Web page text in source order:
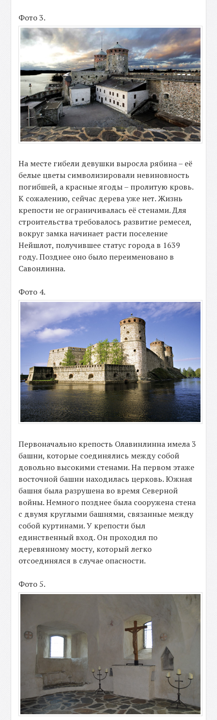
Фото 3.
На месте гибели девушки выросла рябина – её
белые цветы символизировали невиновность
погибшей, а красные ягоды – пролитую кровь.
К сожалению, сейчас дерева уже нет. Жизнь
крепости не ограничивалась её стенами. Для
строительства требовалось развитие ремесел,
вокруг замка начинает расти поселение
Нейшлот, получившее статус города в 1639
году. Позднее оно было переименовано в
Савонлинна.
Фото 4.
Первоначально крепость Олавинлинна имела 3
башни, которые соединялись между собой
довольно высокими стенами. На первом этаже
восточной башни находилась церковь. Южная
башня была разрушена во время Северной
войны. Немного позднее была сооружена стена
с двумя круглыми башнями, связанные между
собой куртинами. У крепости был
единственный вход. Он проходил по
деревянному мосту, который легко
отсоединялся в случае опасности.
Фото 5.